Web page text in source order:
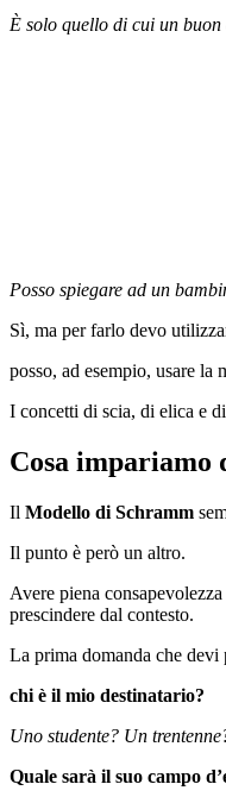
È solo quello di cui un
Posso spiegare ad un
Sì, ma per farlo devo
posso, ad esempio, usare la
I concetti di scia, di elica e
Cosa impariamo
Il Modello di Schramm
Il punto è però un altro.
Avere piena consapevolezza
prescindere dal contesto.
La prima domanda che devi
chi è il mio destinatario?
Uno studente? Un
Quale sarà il suo campo